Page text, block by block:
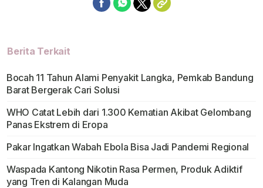
Berita Terkait
Bocah 11 Tahun Alami Penyakit Langka, Pemkab Bandung
Barat Bergerak Cari Solusi
WHO Catat Lebih dari 1.300 Kematian Akibat Gelombang
Panas Ekstrem di Eropa
Pakar Ingatkan Wabah Ebola Bisa Jadi Pandemi Regional
Waspada Kantong Nikotin Rasa Permen, Produk Adiktif
yang Tren di Kalangan Muda